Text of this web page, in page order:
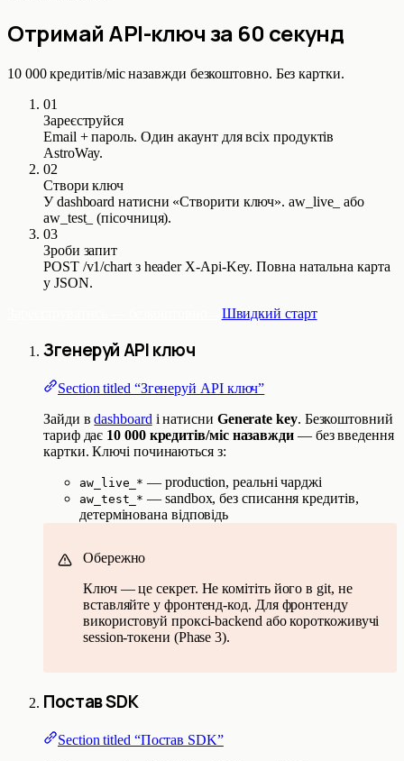
Отримай API-ключ за 60 секунд
10 000 кредитів/міс назавжди безкоштовно. Без картки.
01
Зареєструйся
Email + пароль. Один акаунт для всіх продуктів
AstroWay.
02
Створи ключ
У dashboard натисни «Створити ключ». aw_live_ або
aw_test_ (пісочниця).
03
Зроби запит
POST /v1/chart з header X-Api-Key. Повна натальна карта
у JSON.
Швидкий старт
Згенеруй API ключ
Section titled “Згенеруй API ключ”
Зайди вdashboard і натисни Generate key. Безкоштовний
тариф дає 10 000 кредитів/міс назавжди— без введення
картки. Ключі починаються з:
aw_live_* — production, реальні чарджі
aw_test_* — sandbox, без списання кредитів,
детермінована відповідь
Обережно
Ключ — це секрет. Не комітіть його в git, не
вставляйте у фронтенд-код. Для фронтенду
використовуй проксі-backend або короткоживучі
session-токени (Phase 3).
Постав SDK
Section titled “Постав SDK”